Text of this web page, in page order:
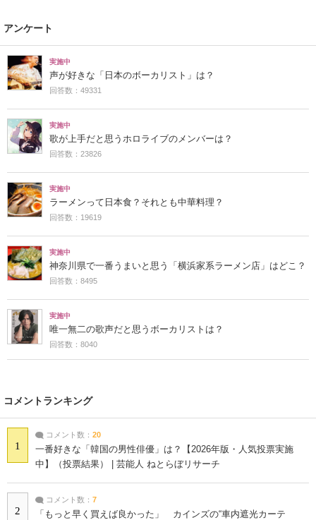
アンケート
実施中
声が好きな「日本のボーカリスト」は？
回答数：49331
実施中
歌が上手だと思うホロライブのメンバーは？
回答数：23826
実施中
ラーメンって日本食？それとも中華料理？
回答数：19619
実施中
神奈川県で一番うまいと思う「横浜家系ラーメン店」はどこ？
回答数：8495
実施中
唯一無二の歌声だと思うボーカリストは？
回答数：8040
コメントランキング
1
コメント数： 20
一番好きな「韓国の男性俳優」は？【2026年版・人気投票実施
中】（投票結果） | 芸能人 ねとらぼリサーチ
2
コメント数： 7
「もっと早く買えば良かった」 カインズの“車内遮光カーテ